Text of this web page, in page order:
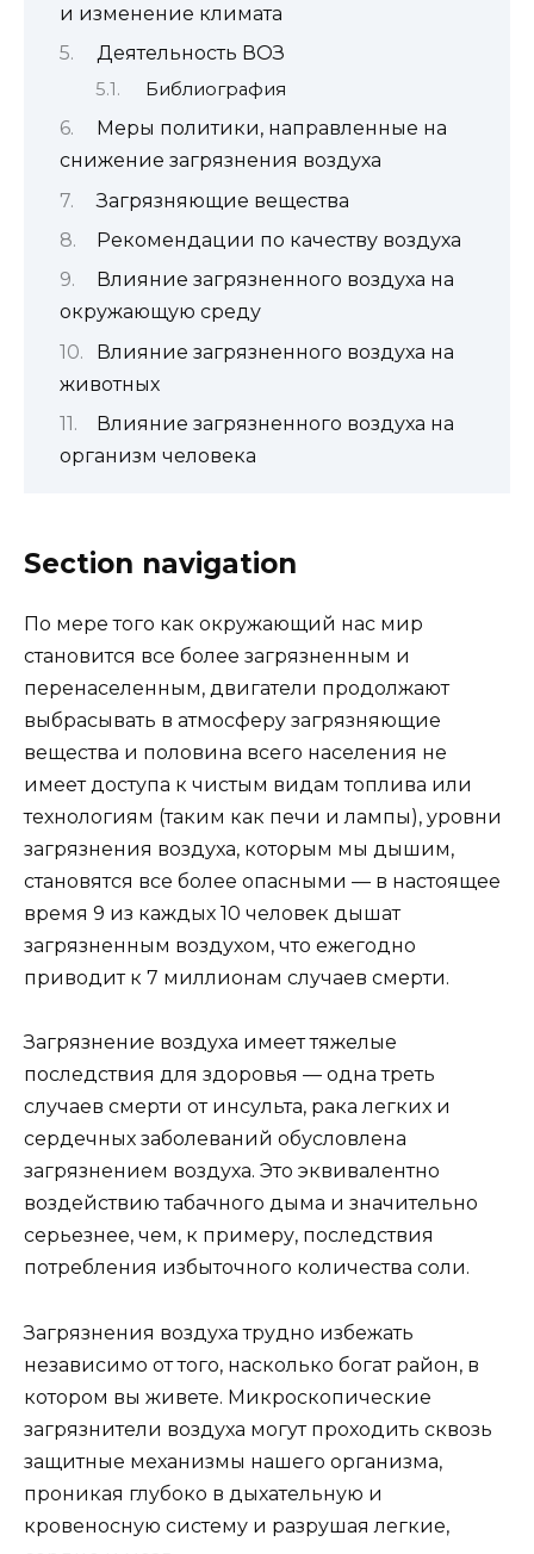
и изменение климата
Деятельность ВОЗ
Библиография
Меры политики, направленные на
снижение загрязнения воздуха
Загрязняющие вещества
Рекомендации по качеству воздуха
Влияние загрязненного воздуха на
окружающую среду
Влияние загрязненного воздуха на
животных
Влияние загрязненного воздуха на
организм человека
Section navigation
По мере того как окружающий нас мир
становится все более загрязненным и
перенаселенным, двигатели продолжают
выбрасывать в атмосферу загрязняющие
вещества и половина всего населения не
имеет доступа к чистым видам топлива или
технологиям (таким как печи и лампы), уровни
загрязнения воздуха, которым мы дышим,
становятся все более опасными — в настоящее
время 9 из каждых 10 человек дышат
загрязненным воздухом, что ежегодно
приводит к 7 миллионам случаев смерти.
Загрязнение воздуха имеет тяжелые
последствия для здоровья — одна треть
случаев смерти от инсульта, рака легких и
сердечных заболеваний обусловлена
загрязнением воздуха. Это эквивалентно
воздействию табачного дыма и значительно
серьезнее, чем, к примеру, последствия
потребления избыточного количества соли.
Загрязнения воздуха трудно избежать
независимо от того, насколько богат район, в
котором вы живете. Микроскопические
загрязнители воздуха могут проходить сквозь
защитные механизмы нашего организма,
проникая глубоко в дыхательную и
кровеносную систему и разрушая легкие,